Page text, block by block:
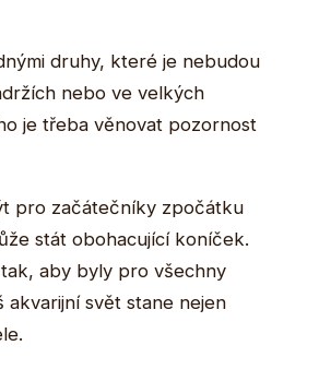
druhy, které je nebudou
nebo ve velkých
je třeba věnovat pozornost
pro začátečníky zpočátku
stát obohacující koníček.
aby byly pro všechny
svět stane nejen